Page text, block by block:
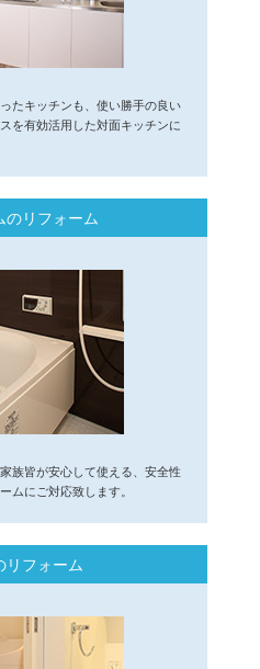
たキッチンも、使い勝手の良い
を有効活用した対面キッチンに
のリフォーム
族皆が安心して使える、安全性
ムにご対応致します。
リフォーム